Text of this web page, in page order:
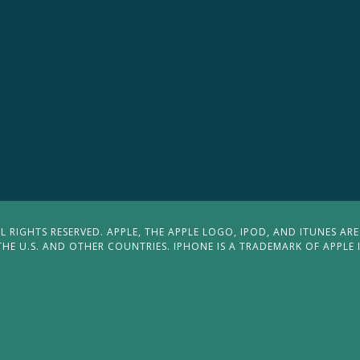
RESERVED. APPLE, THE APPLE LOGO, IPOD, AND ITUNES
U.S. AND OTHER COUNTRIES. IPHONE IS A TRADEMARK OF APPLE